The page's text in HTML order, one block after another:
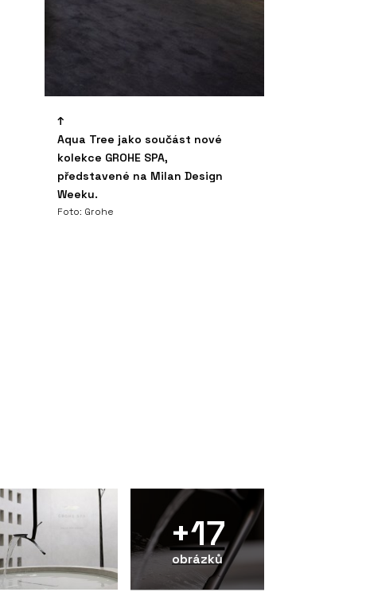
Aqua Tree jako součást nové
kolekce GROHE SPA,
představené na Milan Design
Weeku.
Foto: Grohe
+17
obrázků